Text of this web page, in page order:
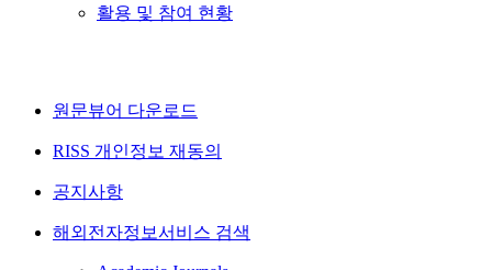
활용 및 참여 현황
원문뷰어 다운로드
RISS 개인정보 재동의
공지사항
해외전자정보서비스 검색